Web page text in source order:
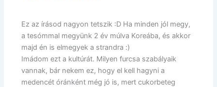
Ez az írásod nagyon tetszik :D Ha minden jól megy,
a tesómmal megyünk 2 év múlva Koreába, és akkor
majd én is elmegyek a strandra :)
Imádom ezt a kultúrát. Milyen furcsa szabályaik
vannak, bár nekem ez, hogy el kell hagyni a
medencét óránként még jó is, mert cukorbeteg